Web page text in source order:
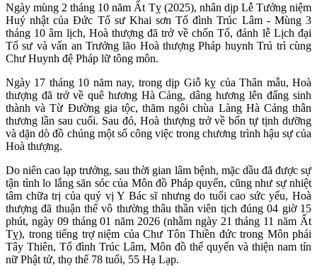
Ngày mùng 2 tháng 10 năm Ất Tỵ (2025), nhân dịp Lễ Tưởng niệm
Huý nhật của Đức Tổ sư Khai sơn Tổ đình Trúc Lâm - Mùng 3
tháng 10 âm lịch, Hoà thượng đã trở về chốn Tổ, đảnh lễ Lịch đại
Tổ sư và vấn an Trưởng lão Hoà thượng Pháp huynh Trú trì cùng
Chư Huynh đệ Pháp lữ tông môn.
Ngày 17 tháng 10 năm nay, trong dịp Giỗ kỵ của Thân mẫu, Hoà
thượng đã trở về quê hương Hà Cảng, dâng hương lên đấng sinh
thành và Từ Đường gia tộc, thăm ngôi chùa Làng Hà Cảng thân
thương lần sau cuối. Sau đó, Hoà thượng trở về bổn tự tịnh dưỡng
và dặn dò đồ chúng một số công việc trong chương trình hậu sự của
Hoà thượng.
Do niên cao lạp trưởng, sau thời gian lâm bệnh, mặc dầu đã được sự
tận tình lo lắng săn sóc của Môn đồ Pháp quyến, cũng như sự nhiệt
tâm chữa trị của quý vị Y Bác sĩ nhưng do tuổi cao sức yếu, Hoà
thượng đã thuận thế vô thường thâu thần viên tịch đúng 04 giờ 15
phút, ngày 09 tháng 01 năm 2026 (nhằm ngày 21 tháng 11 năm Ất
Tỵ), trong tiếng trợ niệm của Chư Tôn Thiền đức trong Môn phái
Tây Thiên, Tổ đình Trúc Lâm, Môn đồ thế quyến và thiện nam tín
nữ Phật tử, thọ thế 78 tuổi, 55 Hạ Lạp.